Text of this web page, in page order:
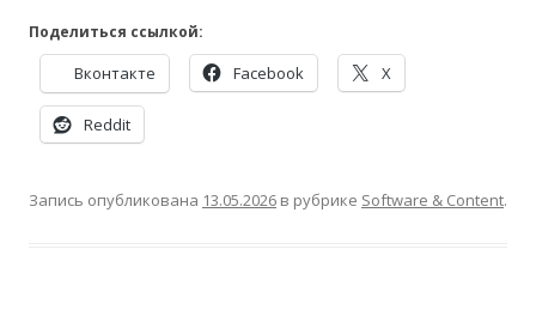
Поделиться ссылкой:
Вконтакте Facebook X
Reddit
Запись опубликована 13.05.2026 в рубрике Software & Content.